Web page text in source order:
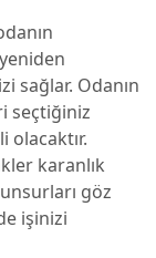
sağlar. Odanın
seçtiğiniz
karanlık
göz
işinizi